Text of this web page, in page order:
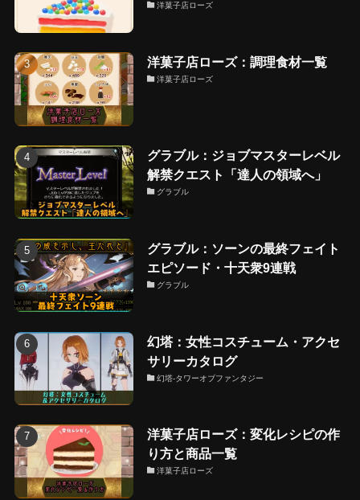
洋菓子店ローズ
洋菓子店ローズ：調理食材一覧
洋菓子店ローズ
グラブル：ジョブマスターレベル
解禁クエスト「達人の領域へ」
グラブル
グラブル：ソーンの最終フェイト
エピソード・十天衆9連戦
グラブル
幻塔：女性コスチューム・アクセ
サリーカタログ
幻塔-タワーオブファンタジー
洋菓子店ローズ：変化レシピの作
り方と商品一覧
洋菓子店ローズ